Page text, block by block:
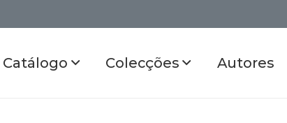
Catálogo Colecções Autores